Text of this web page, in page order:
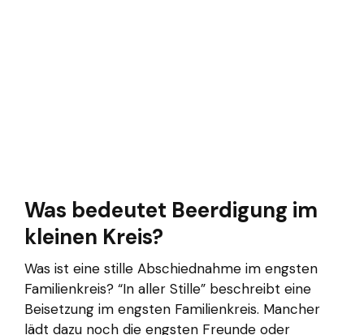
Was bedeutet Beerdigung im
kleinen Kreis?
Was ist eine stille Abschiednahme im engsten
Familienkreis? “In aller Stille” beschreibt eine
Beisetzung im engsten Familienkreis. Mancher
lädt dazu noch die engsten Freunde oder